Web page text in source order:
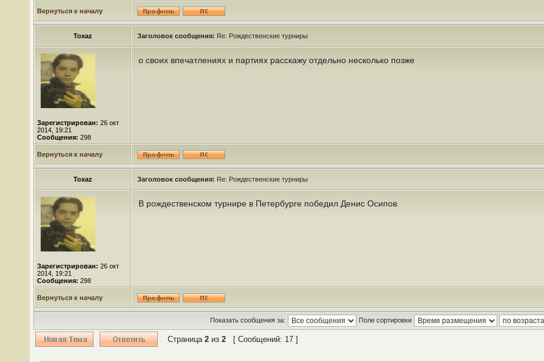
Вернуться к началу
Toxaz Заголовок сообщения: Re: Рождественские турниры
Зарегистрирован: 26 окт
2014, 19:21
Сообщения: 298
о своих впечатлениях и партиях расскажу отдельно несколько позже
Вернуться к началу
Toxaz Заголовок сообщения: Re: Рождественские турниры
Зарегистрирован: 26 окт
2014, 19:21
Сообщения: 298
В рождественском турнире в Петербурге победил Денис Осипов
Вернуться к началу
Показать сообщения за: Поле сортировки
Страница 2 из 2 [ Сообщений: 17 ]